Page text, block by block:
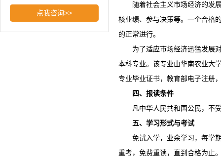
点我咨询>>
随着社会主义市场经济的发
核业绩、参与决策等。一个合格
的正常进行。
为了适应市场经济迅猛发展
本科专业。该专业由华南农业大
专业毕业证书，教育部电子注册
四、报读条件
凡中华人民共和国公民，不
五、学习形式与考试
免试入学，业余学习，每学
重考，免费重读，直到合格为止